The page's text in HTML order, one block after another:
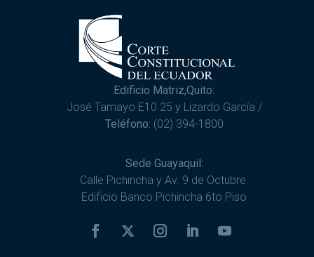
Edificio Matriz,Quito:
José Tamayo E10 25 y Lizardo García /
Teléfono: (02) 394-1800
Sede Guayaquil:
Calle Pichincha y Av. 9 de Octubre.
Edificio Banco Pichincha 6to Piso